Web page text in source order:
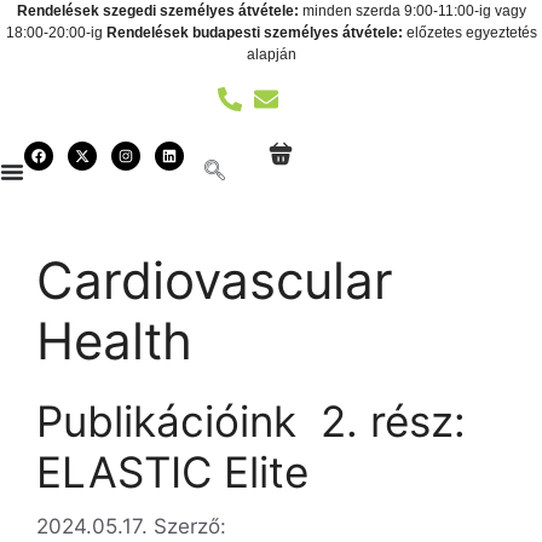
Rendelések szegedi személyes átvétele: minden szerda 9:00-11:00-ig vagy
18:00-20:00-ig Rendelések budapesti személyes átvétele: előzetes egyeztetés
alapján
Cardiovascular
Health
Publikációink  2. rész:
ELASTIC Elite
2024.05.17. Szerző: